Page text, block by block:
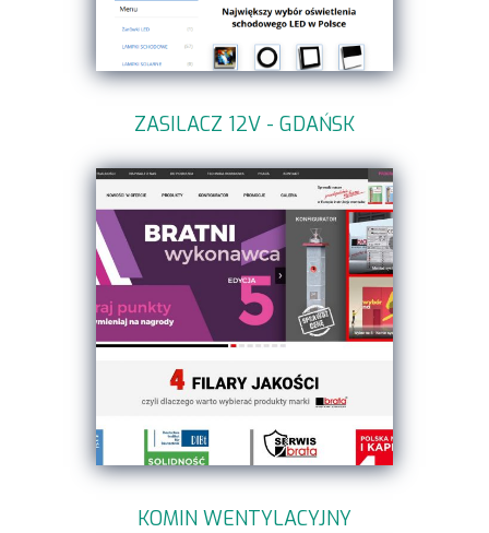
ZASILACZ 12V - GDAŃSK
KOMIN WENTYLACYJNY